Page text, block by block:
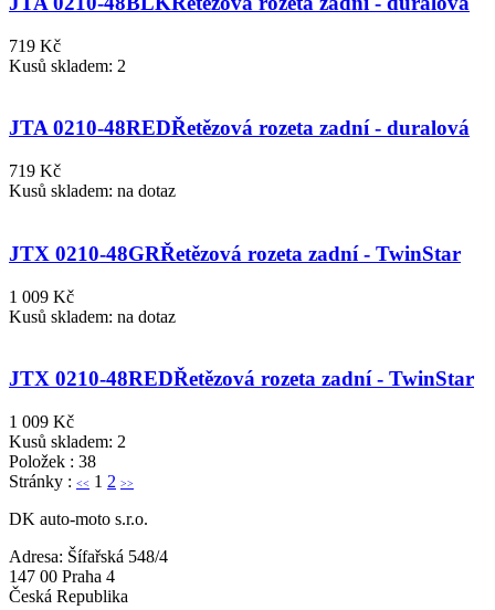
719 Kč
Kusů skladem: 2
JTA 0210-48REDŘetězová rozeta zadní - duralová
719 Kč
Kusů skladem: na dotaz
JTX 0210-48GRŘetězová rozeta zadní - TwinStar
1 009 Kč
Kusů skladem: na dotaz
JTX 0210-48REDŘetězová rozeta zadní - TwinStar
1 009 Kč
Kusů skladem: 2
Položek : 38
Stránky : << 1 2 >>
DK auto-moto s.r.o.
Adresa: Šífařská 548/4
147 00 Praha 4
Česká Republika